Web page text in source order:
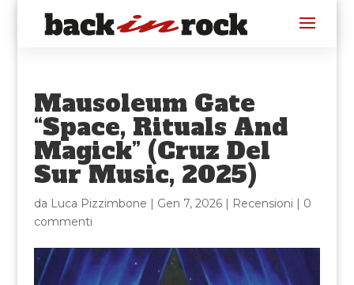
Mausoleum Gate
“Space, Rituals And
Magick” (Cruz Del
Sur Music, 2025)
da Luca Pizzimbone | Gen 7, 2026| Recensioni | 0
commenti